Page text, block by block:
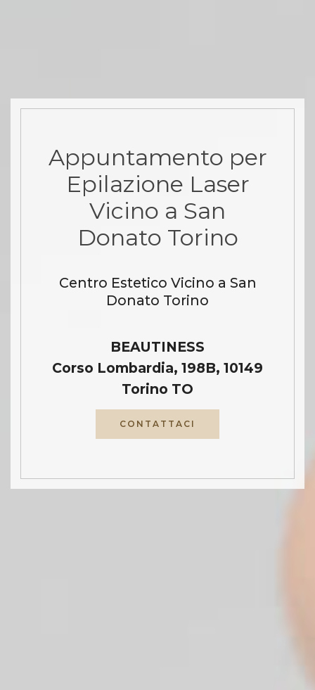
Appuntamento per
Epilazione Laser
Vicino a San
Donato Torino
Centro Estetico Vicino a San
Donato Torino
BEAUTINESS
Corso Lombardia, 198B, 10149
Torino TO
CONTATTACI